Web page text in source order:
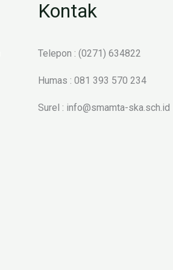
Kontak
Telepon : (0271) 634822
Humas : 081 393 570 234
Surel : info@smamta-ska.sch.id